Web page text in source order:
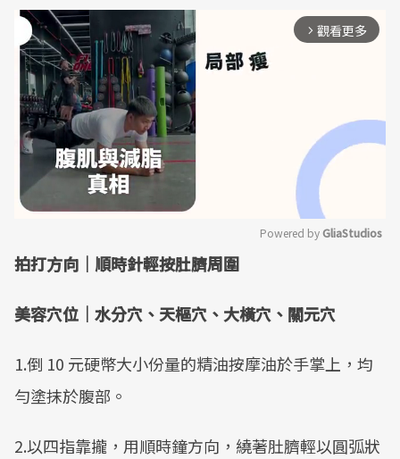
arrow_forward_ios 觀看更多
Powered by GliaStudios
拍打方向｜順時針輕按肚臍周圍
美容穴位｜水分穴、天樞穴、大橫穴、關元穴
1.倒 10 元硬幣大小份量的精油按摩油於手掌上，均
勻塗抹於腹部。
2.以四指靠攏，用順時鐘方向，繞著肚臍輕以圓弧狀